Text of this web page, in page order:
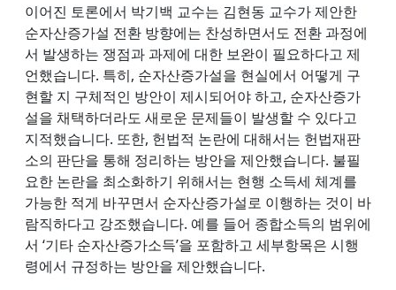
이어진 토론에서 박기백 교수는 김현동 교수가 제안한
순자산증가설 전환 방향에는 찬성하면서도 전환 과정에
서 발생하는 쟁점과 과제에 대한 보완이 필요하다고 제
언했습니다. 특히, 순자산증가설을 현실에서 어떻게 구
현할 지 구체적인 방안이 제시되어야 하고, 순자산증가
설을 채택하더라도 새로운 문제들이 발생할 수 있다고
지적했습니다. 또한, 헌법적 논란에 대해서는 헌법재판
소의 판단을 통해 정리하는 방안을 제안했습니다. 불필
요한 논란을 최소화하기 위해서는 현행 소득세 체계를
가능한 적게 바꾸면서 순자산증가설로 이행하는 것이 바
람직하다고 강조했습니다. 예를 들어 종합소득의 범위에
서 ‘기타 순자산증가소득’을 포함하고 세부항목은 시행
령에서 규정하는 방안을 제안했습니다.